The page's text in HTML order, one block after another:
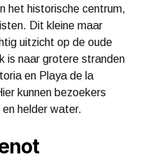
het historische centrum,
Dit kleine maar
uitzicht op de oude
is naar grotere stranden
en Playa de la
kunnen bezoekers
helder water.